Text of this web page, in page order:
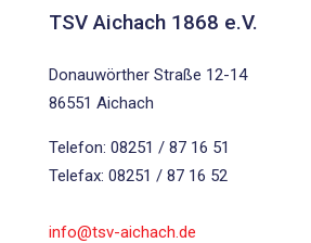
TSV Aichach 1868 e.V.
Donauwörther Straße 12-14
86551 Aichach
Telefon: 08251 / 87 16 51
Telefax: 08251 / 87 16 52
info@tsv-aichach.de